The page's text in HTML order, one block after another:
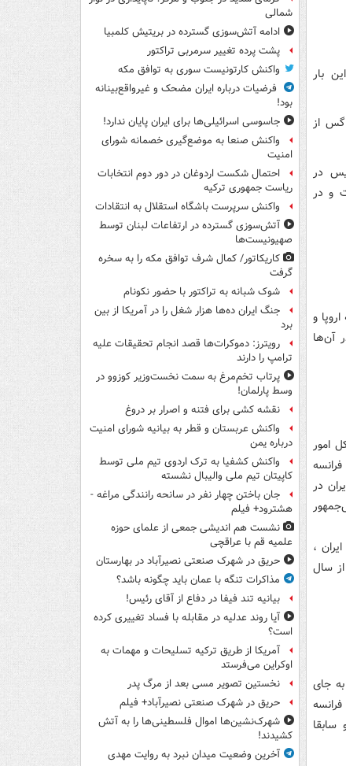
این بار
گس از
در
پیوست و در
و
آن‌ها
امور
مجدد ژاک اودیبر در دور دوم مذاکرات 1+5 با ایران در
هسته‌‌ای ایران ،
سال
اودیبر را به جای
شمالی
ادامه آتش‌سوزی گسترده در بریتیش کلمبیا
پشت پرده تغییر سرمربی تراکتور
واکنش کارتونیست سوری به توافق مکه
فرضیات درباره ایران مضحک و غیرواقع‌بینانه
بود!
جاسوسی اسرائیلی‌ها برای ایران پایان ندارد!
واکنش صنعا به موضع‌گیری خصمانه شورای
امنیت
احتمال شکست اردوغان در دور دوم انتخابات
ریاست جمهوری ترکیه
واکنش سرپرست باشگاه استقلال به انتقادات
آتش‌سوزی گسترده در ارتفاعات لبنان توسط
صهیونیست‌ها
کاریکاتور/ کمال شرف توافق مکه را به سخره
گرفت
شوک شبانه به تراکتور با حضور نکونام
جنگ ایران ده‌ها هزار شغل را در آمریکا از بین
برد
رویترز: دموکرات‌ها قصد انجام تحقیقات علیه
ترامپ را دارند
پرتاب تخم‌مرغ به سمت نخست‌وزیر کوزوو در
وسط پارلمان!
نقشه کشی برای فتنه و اصرار بر دروغ
واکنش عربستان و قطر به بیانیه شورای امنیت
درباره یمن
واکنش کشفیا به ترک اردوی تیم ملی توسط
کاپیتان تیم ملی والیبال نشسته
جان باختن چهار نفر در سانحه رانندگی مراغه -
هشترود+ فیلم
نشست هم اندیشی جمعی از علمای حوزه
علمیه قم با عراقچی
حریق در شهرک صنعتی نصیرآباد در بهارستان
مذاکرات تنگه با عمان باید چگونه باشد؟
بیانیه تند فیفا در دفاع از آقای رئیس!
آیا روند عدلیه در مقابله با فساد تغییری کرده
است؟
آمریکا از طریق ترکیه تسلیحات و مهمات به
اوکراین می‌فرستد
نخستین تصویر مسی بعد از مرگ پدر
حریق در شهرک صنعتی نصیرآباد+ فیلم
شهرک‌نشین‌ها اموال فلسطینی‌ها را به آتش
کشیدند!
آخرین وضعیت میدان نبرد به روایت مهدی